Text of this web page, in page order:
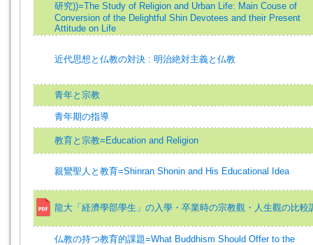
研究))=The Study of Religion and Urban Life: Main Couse of
Conversion of the Delightful Shin Devotees and their Present
Attitude on Life
近代思想と仏教の対決 : 明治絶対主義と仏教
青年と宗教
青年期の指導
教育と宗教=Education and Religion
親鸞聖人と教育=Shinran Shonin and His Educational Idea
龍大「経濟學部學生」の入學・卒業時の宗教觀・人生觀の比較
仏教の持つ教育的課題=What Buddhism Should Offer to the